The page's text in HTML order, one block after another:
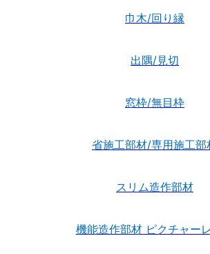
巾木/回り縁
出隅/見切
窓枠/無目枠
省施工部材/専用施工部
スリム造作部材
機能造作部材 ピクチャー